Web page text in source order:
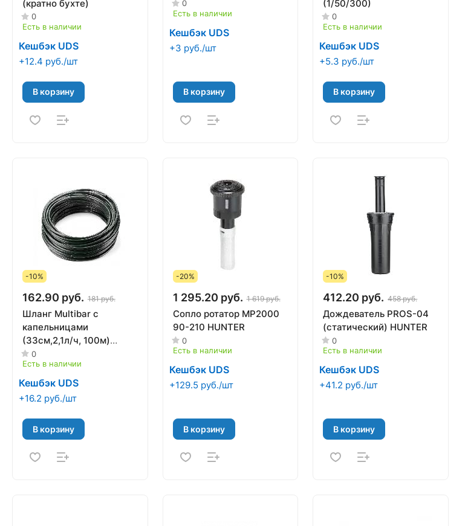
(кратно бухте)
0
Есть в наличии
Кешбэк UDS
+12.4 руб./шт
В корзину
0
Есть в наличии
Кешбэк UDS
+3 руб./шт
В корзину
(1/50/300)
0
Есть в наличии
Кешбэк UDS
+5.3 руб./шт
В корзину
-10%
162.90 руб. 181 руб.
Шланг Multibar с
капельницами
(33см,2,1л/ч, 100м)
IRRITEC
0
Есть в наличии
Кешбэк UDS
+16.2 руб./шт
В корзину
-20%
1 295.20 руб. 1 619 руб.
Сопло ротатор МР2000
90-210 HUNTER
0
Есть в наличии
Кешбэк UDS
+129.5 руб./шт
В корзину
-10%
412.20 руб. 458 руб.
Дождеватель PROS-04
(статический) HUNTER
0
Есть в наличии
Кешбэк UDS
+41.2 руб./шт
В корзину